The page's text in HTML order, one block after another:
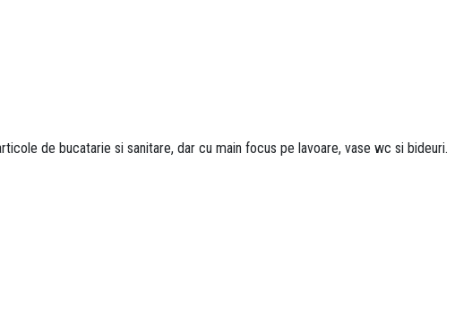
de bucatarie si sanitare, dar cu main focus pe lavoare, vase wc si bideuri.